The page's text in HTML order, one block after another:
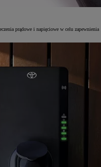
prądowe i napięciowe w celu zapewnienia